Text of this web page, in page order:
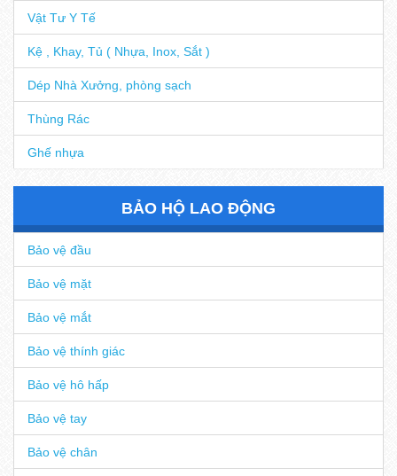
Vật Tư Y Tế
Kệ , Khay, Tủ ( Nhựa, Inox, Sắt )
Dép Nhà Xưởng, phòng sạch
Thùng Rác
Ghế nhựa
BẢO HỘ LAO ĐỘNG
Bảo vệ đầu
Bảo vệ mặt
Bảo vệ mắt
Bảo vệ thính giác
Bảo vệ hô hấp
Bảo vệ tay
Bảo vệ chân